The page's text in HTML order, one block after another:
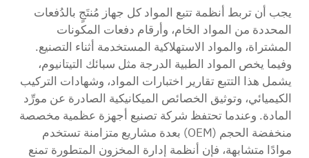
يجب أن تربط أنظمة تتبع المواد كل جهاز مُنتَجٍ بالدُفعات
المحددة من المواد الخام، وأرقام دفعات المكونات
المشتراة، والمواد الاستهلاكية المستخدمة أثناء التصنيع.
وفيما يخص المواد الطبية الدرجة مثل سبائك التيتانيوم،
يشمل هذا التتبع تقارير اختبارات المواد، وشهادات التركيب
الكيميائي، وتوثيق الخصائص الميكانيكية الصادرة عن مورِّد
المادة. وعندما تحتفظ شركة تصنيع أجهزة عظمية مخصصة
منخفضة الحجم (OEM) بعدة مشاريع متزامنة تستخدم
موادًا متشابهة، فإن أنظمة إدارة المخزون المتطورة تمنع